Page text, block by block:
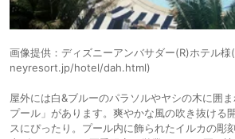
画像提供：ディズニーアンバサダー(R)ホテル
neyresort.jp/hotel/dah.html)
屋外には白&ブルーのパラソルやヤシの木に囲
プール」があります。爽やかな風の吹き抜ける
スにぴったり。プール内に飾られたイルカの彫